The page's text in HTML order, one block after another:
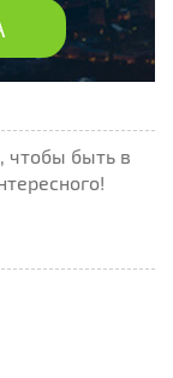
чтобы быть в